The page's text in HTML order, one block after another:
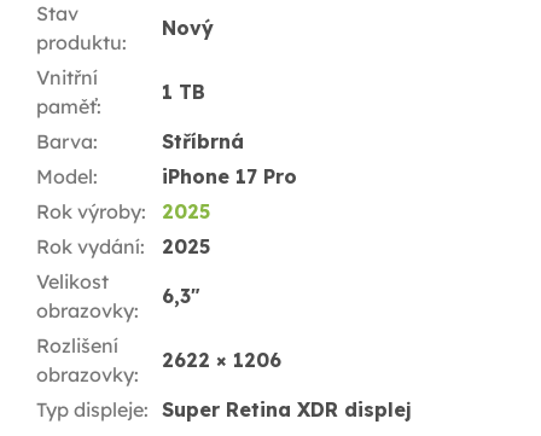
Stav
produktu:
Nový
Vnitřní
paměť:
1 TB
Barva:
Stříbrná
Model:
iPhone 17 Pro
Rok výroby:
2025
Rok vydání:
2025
Velikost
obrazovky:
6,3"
Rozlišení
obrazovky:
2622 × 1206
Typ displeje: Super Retina XDR displej